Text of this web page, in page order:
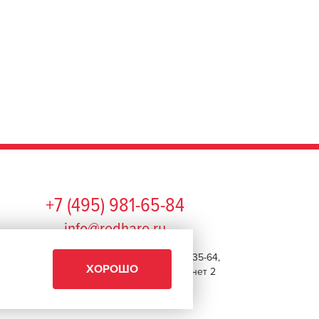
+7 (495) 981-65-84
info@redhare.ru
г. Москва, ул. Нижняя Красносельская, 35-64,
этаж 6, помещение 1, комната 22, кабинет 2
СМОТРЕТЬ НА КАРТЕ
ХОРОШО